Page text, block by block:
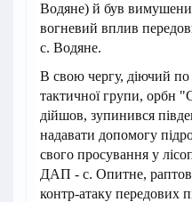
Водяне) й був
вогневий вплив
с. Водяне.
В свою чергу, діючий
тактичної групи, орбн
дійшов, зупинився
надавати допомогу
свого просування у
ДАП - с. Опитне,
контр-атаку передових